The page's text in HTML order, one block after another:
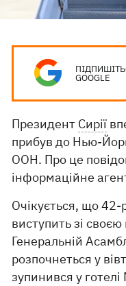
GOOGLE
Президент Сирії
прибув до Нью-
ООН. Про це
інформаційне
Очікується, що
виступить зі
Генеральній
розпочнеться у
зупинився у